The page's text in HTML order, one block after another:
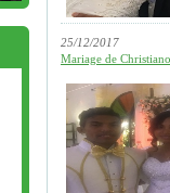
25/12/2017
Mariage de